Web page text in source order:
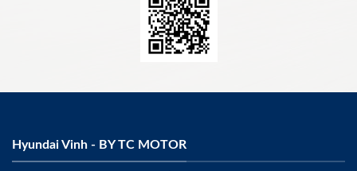
Hyundai Vinh - BY TC MOTOR